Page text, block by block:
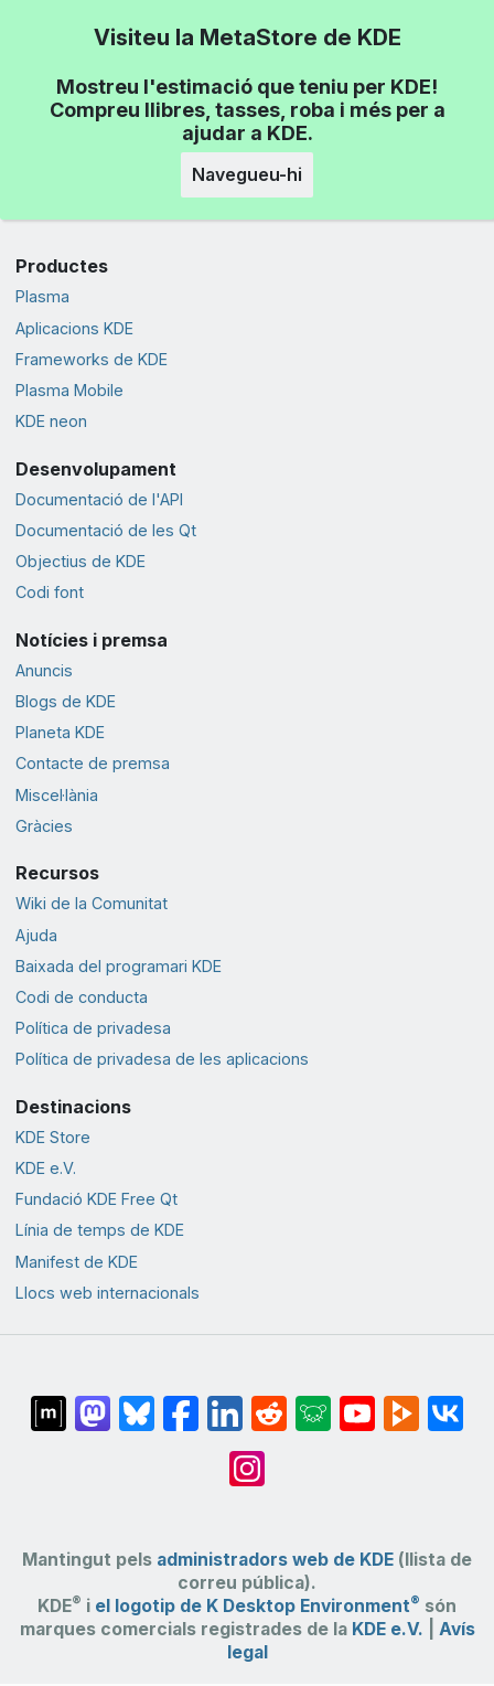
Visiteu la MetaStore de KDE
Mostreu l'estimació que teniu per KDE!
Compreu llibres, tasses, roba i més per a
ajudar a KDE.
Navegueu-hi
Productes
Plasma
Aplicacions KDE
Frameworks de KDE
Plasma Mobile
KDE neon
Desenvolupament
Documentació de l'API
Documentació de les Qt
Objectius de KDE
Codi font
Notícies i premsa
Anuncis
Blogs de KDE
Planeta KDE
Contacte de premsa
Miscel·lània
Gràcies
Recursos
Wiki de la Comunitat
Ajuda
Baixada del programari KDE
Codi de conducta
Política de privadesa
Política de privadesa de les aplicacions
Destinacions
KDE Store
KDE e.V.
Fundació KDE Free Qt
Línia de temps de KDE
Manifest de KDE
Llocs web internacionals
Mantingut pels administradors web de KDE (llista de
correu pública).
KDE® i el logotip de K Desktop Environment® són
marques comercials registrades de la KDE e.V.
Avís
legal